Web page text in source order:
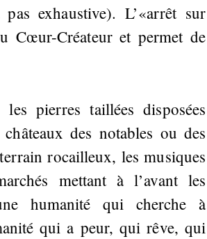
exhaustive). L’«arrêt sur
Cœur-Créateur et permet de
pierres taillées disposées
des notables ou des
rocailleux, les musiques
mettant à l’avant les
humanité qui cherche à
qui a peur, qui rêve, qui